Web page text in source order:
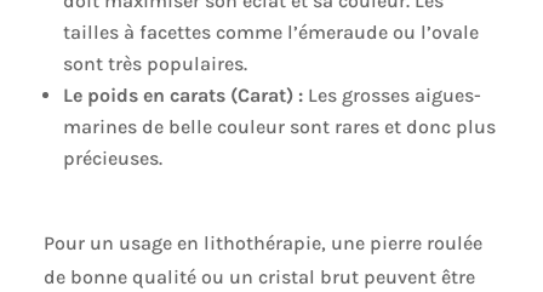
tailles à facettes comme l’émeraude ou l’ovale
sont très populaires.
Le poids en carats (Carat) :Les grosses aigues-
marines de belle couleur sont rares et donc plus
précieuses.
Pour un usage en lithothérapie, une pierre roulée
de bonne qualité ou un cristal brut peuvent être